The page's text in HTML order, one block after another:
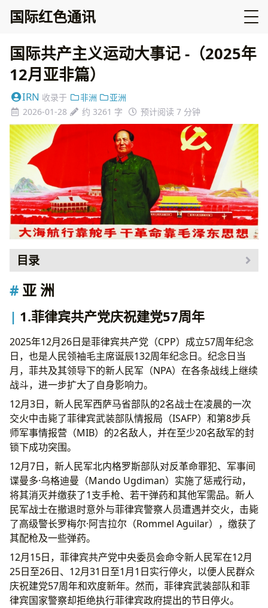
国际红色通讯
国际共产主义运动大事记 -（2025年
12月亚非篇）
IRN 收录于 非洲
亚洲
2026-01-28
约 3261 字 预计阅读 7 分钟
目录
亚 洲
1.菲律宾共产党庆祝建党57周年
2.印度人民解放游击军在战斗中迎接建军25周年
3.印度拉贾斯坦邦农民挫败有争议的乙醇工厂建
设计划
4.孟加拉国政治暴力频发，左翼政党警告内战风
险
非 洲
5.非盟通过反殖民主义宣言，左翼力量批判性支
持
6.南非非国大否认共产党员的双重党籍
亚 洲
1.菲律宾共产党庆祝建党57周年
2025年12月26日是菲律宾共产党（CPP）成立57周年纪念
日，也是人民领袖毛主席诞辰132周年纪念日。纪念日当
月，菲共及其领导下的新人民军（NPA）在各条战线上继续
战斗，进一步扩大了自身影响力。
12月3日，新人民军西萨马省部队的2名战士在凌晨的一次
交火中击毙了菲律宾武装部队情报局（ISAFP）和第8步兵
师军事情报营（MIB）的2名敌人，并在至少20名敌军的封
锁下成功突围。
12月7日，新人民军北内格罗斯部队对反革命罪犯、军事间
谍曼多·乌格迪曼（Mando Ugdiman）实施了惩戒行动，
将其消灭并缴获了1支手枪、若干弹药和其他军需品。新人
民军战士在撤退时意外与菲律宾警察人员遭遇并交火，击毙
了高级警长罗梅尔·阿吉拉尔（Rommel Aguilar），缴获了
其配枪及一些弹药。
12月15日，菲律宾共产党中央委员会命令新人民军在12月
25日至26日、12月31日至1月1日实行停火，以便人民群众
庆祝建党57周年和欢度新年。然而，菲律宾武装部队和菲
律宾国家警察却拒绝执行菲律宾政府提出的节日停火。